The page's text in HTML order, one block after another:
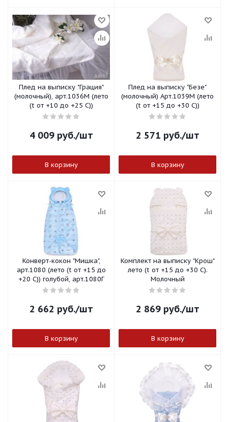
Плед на выписку "Грация"
(молочный), арт.1036М (лето
(t от +10 до +25 С))
4 009руб./шт
В корзину
Плед на выписку "Безе"
(молочный) Арт.1039М (лето
(t от +15 до +30 С))
2 571 руб./шт
В корзину
Конверт-кокон "Мишка",
арт.1080 (лето (t от +15 до
+20 С)) голубой, арт.1080Г
2 662 руб./шт
В корзину
Комплект на выписку "Крош"
лето (t от +15 до +30 С).
Молочный
2 869руб./шт
В корзину